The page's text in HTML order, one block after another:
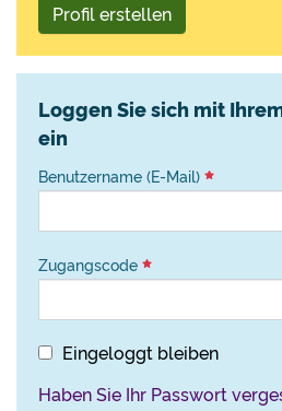
Profil erstellen
Loggen Sie sich mit
ein
Benutzername (E-Mail)
Zugangscode
Eingeloggt bleiben
Haben Sie Ihr Passwort